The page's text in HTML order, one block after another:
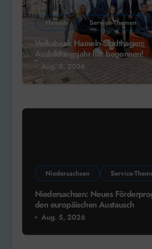
Hameln Service-Themen
Volksbank Hameln-Stadthagen:
Ausbildungsjahr hat begonnen!
Aug. 5, 2026
Niedersachsen Service-
Niedersachsen: Neues
den europäischen Austausch
Aug. 5, 2026